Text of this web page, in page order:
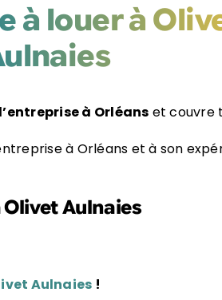
à louer à
à Orléans et couvre
à Orléans et à son
Aulnaies
Aulnaies !